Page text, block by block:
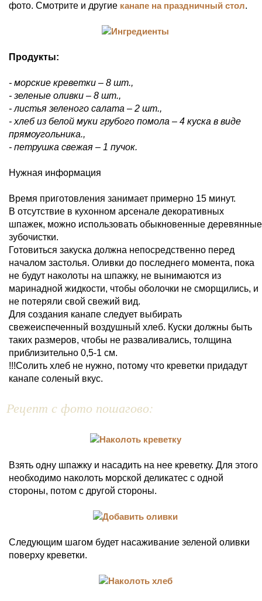
фото. Смотрите и другие канапе на праздничный стол.
Продукты:
- морские креветки – 8 шт.,
- зеленые оливки – 8 шт.,
- листья зеленого салата – 2 шт.,
- хлеб из белой муки грубого помола – 4 куска в виде
прямоугольника.,
- петрушка свежая – 1 пучок.
Нужная информация
Время приготовления занимает примерно 15 минут.
В отсутствие в кухонном арсенале декоративных
шпажек, можно использовать обыкновенные деревянные
зубочистки.
Готовиться закуска должна непосредственно перед
началом застолья. Оливки до последнего момента, пока
не будут наколоты на шпажку, не вынимаются из
маринадной жидкости, чтобы оболочки не сморщились, и
не потеряли свой свежий вид.
Для создания канапе следует выбирать
свежеиспеченный воздушный хлеб. Куски должны быть
таких размеров, чтобы не разваливались, толщина
приблизительно 0,5-1 см.
!!!Солить хлеб не нужно, потому что креветки придадут
канапе соленый вкус.
Рецепт с фото пошагово:
Взять одну шпажку и насадить на нее креветку. Для этого
необходимо наколоть морской деликатес с одной
стороны, потом с другой стороны.
Следующим шагом будет насаживание зеленой оливки
поверху креветки.